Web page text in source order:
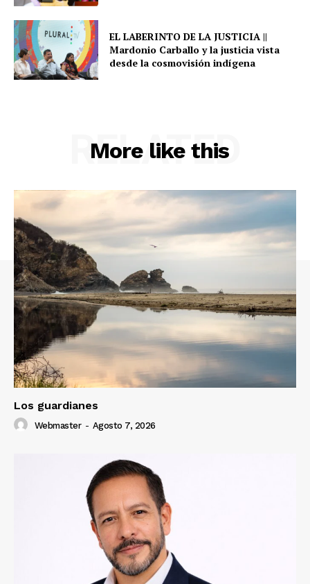
EL LABERINTO DE LA JUSTICIA ||
Mardonio Carballo y la justicia vista
desde la cosmovisión indígena
More like this
RELATED
Los guardianes
Webmaster - Agosto 7, 2026